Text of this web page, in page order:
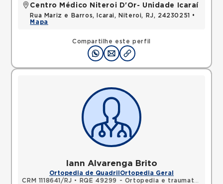
Compartilhe este perfil
Centro Médico Niteroi D'Or- Unidade Icaraí
Rua Mariz e Barros, Icarai, Niteroi, RJ, 24230251 •
Mapa
Iann Alvarenga Brito
Ortopedia de Quadril Ortopedia Geral
CRM 1118641/RJ •
RQE 49299 - Ortopedia e traumatologia